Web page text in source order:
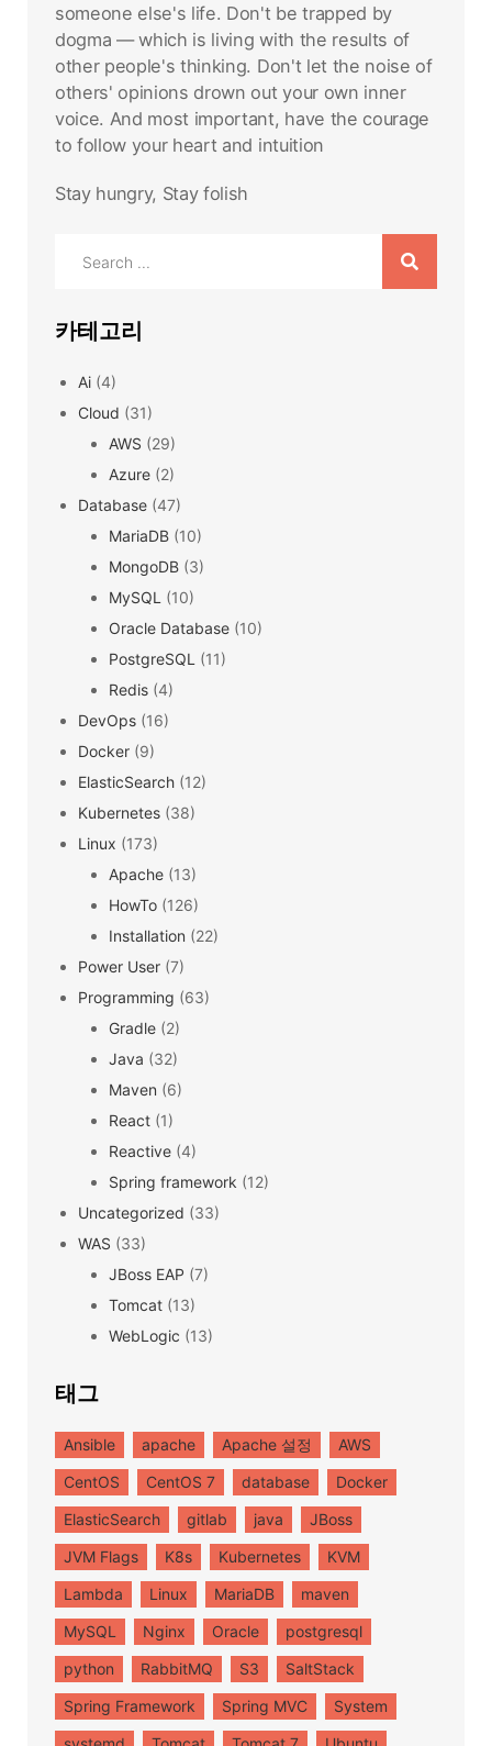
someone else's life. Don't be trapped by
dogma — which is living with the results of
other people's thinking. Don't let the noise of
others' opinions drown out your own inner
voice. And most important, have the courage
to follow your heart and intuition
Stay hungry, Stay folish
카테고리
Ai (4)
Cloud (31)
AWS (29)
Azure (2)
Database (47)
MariaDB (10)
MongoDB (3)
MySQL (10)
Oracle Database (10)
PostgreSQL (11)
Redis (4)
DevOps (16)
Docker (9)
ElasticSearch (12)
Kubernetes (38)
Linux (173)
Apache (13)
HowTo (126)
Installation (22)
Power User (7)
Programming (63)
Gradle (2)
Java (32)
Maven (6)
React (1)
Reactive (4)
Spring framework (12)
Uncategorized (33)
WAS (33)
JBoss EAP (7)
Tomcat (13)
WebLogic (13)
태그
Ansible apache Apache 설정
AWS
CentOS
CentOS 7 database
Docker
ElasticSearch
gitlab java
JBoss
JVM Flags
K8s Kubernetes
KVM
Lambda
Linux MariaDB
maven
MySQL
Nginx Oracle
postgresql
python
RabbitMQ S3
SaltStack
Spring Framework
Spring MVC
System